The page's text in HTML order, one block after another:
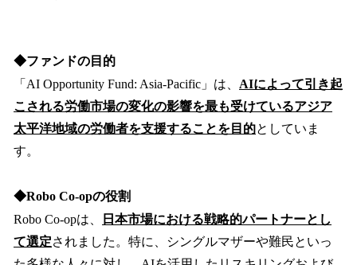
◆ファンドの目的
「AI Opportunity Fund: Asia-Pacific」は、 AIによって引き起
こされる労働市場の変化の影響を最も受けているアジア
太平洋地域の労働者を支援することを目的としていま
す。
◆Robo Co-opの役割
Robo Co-opは、
日本市場における戦略的パートナーとし
て選定されました。特に、シングルマザーや難民といっ